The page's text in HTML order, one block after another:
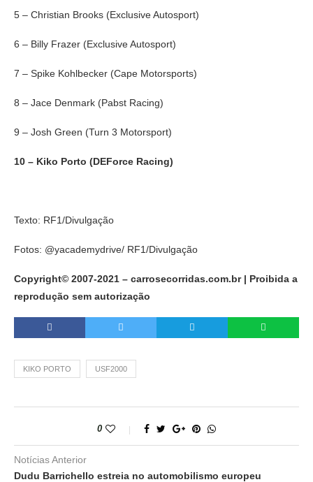
5 – Christian Brooks (Exclusive Autosport)
6 – Billy Frazer (Exclusive Autosport)
7 – Spike Kohlbecker (Cape Motorsports)
8 – Jace Denmark (Pabst Racing)
9 – Josh Green (Turn 3 Motorsport)
10 – Kiko Porto (DEForce Racing)
Texto: RF1/Divulgação
Fotos: @yacademydrive/ RF1/Divulgação
Copyright© 2007-2021 – carrosecorridas.com.br | Proibida a
reprodução sem autorização
KIKO PORTO USF2000
0
Notícias Anterior
Dudu Barrichello estreia no automobilismo europeu